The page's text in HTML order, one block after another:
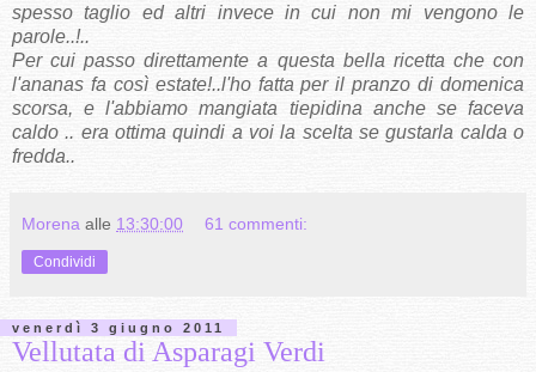
spesso taglio ed altri invece in cui non mi vengono le
parole..!..
Per cui passo direttamente a questa bella ricetta che con
l'ananas fa così estate!..l'ho fatta per il pranzo di domenica
scorsa, e l'abbiamo mangiata tiepidina anche se faceva
caldo .. era ottima quindi a voi la scelta se gustarla calda o
fredda..
Morena alle 13:30:00 61 commenti:
Condividi
venerdì 3 giugno 2011
Vellutata di Asparagi Verdi